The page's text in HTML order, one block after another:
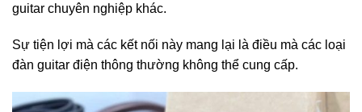
guitar chuyên nghiệp khác.
Sự tiện lợi mà các kết nối này mang lại là điều mà các loại
đàn guitar điện thông thường không thể cung cấp.